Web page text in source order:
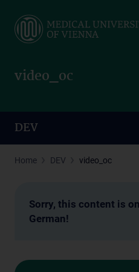
main
video_oc
DEV
Home DEV video_oc
Sorry, this content is
German!